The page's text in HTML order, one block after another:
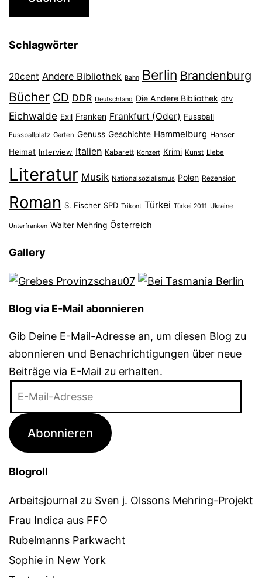
Schlagwörter
20cent Andere Bibliothek Bahn Berlin Brandenburg
Bücher CD DDR Deutschland Die Andere Bibliothek dtv
Eichwalde Exil Franken Frankfurt (Oder) Fussball
Fussballplatz Garten Genuss Geschichte Hammelburg Hanser
Heimat Interview Italien Kabarett Konzert Krimi Kunst Liebe
Literatur Musik Nationalsozialismus Polen Rezension
Roman S. Fischer SPD Trikont Türkei Türkei 2011 Ukraine
Unterfranken Walter Mehring Österreich
Gallery
Blog via E-Mail abonnieren
Gib Deine E-Mail-Adresse an, um diesen Blog zu
abonnieren und Benachrichtigungen über neue
Beiträge via E-Mail zu erhalten.
Adresse
Abonnieren
Blogroll
Arbeitsjournal zu Sven j. Olssons Mehring-Projekt
Frau Indica aus FFO
Rubelmanns Parkwacht
Sophie in New York